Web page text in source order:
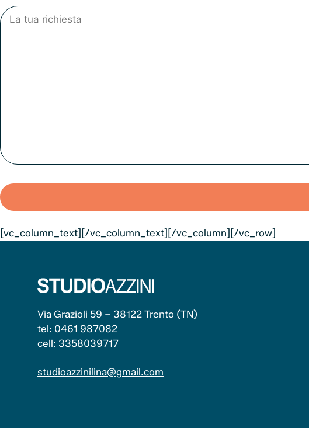
[vc_column_text][/vc_column_text][/vc_column][/vc_row]
Via Grazioli 59 – 38122 Trento (TN)
tel: 0461 987082
cell: 3358039717
studioazzinilina@gmail.com